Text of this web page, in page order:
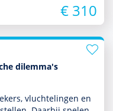
€ 310
dilemma's
vluchtelingen en